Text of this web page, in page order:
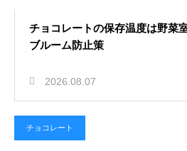
チョコレートの保存温度は野菜
ブルーム防止策
2026.08.07
チョコレート